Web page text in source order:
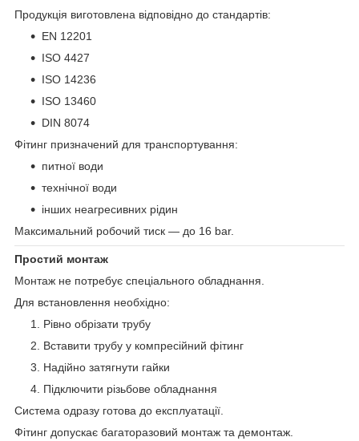
Продукція виготовлена відповідно до стандартів:
EN 12201
ISO 4427
ISO 14236
ISO 13460
DIN 8074
Фітинг призначений для транспортування:
питної води
технічної води
інших неагресивних рідин
Максимальний робочий тиск — до 16 bar.
Простий монтаж
Монтаж не потребує спеціального обладнання.
Для встановлення необхідно:
Рівно обрізати трубу
Вставити трубу у компресійний фітинг
Надійно затягнути гайки
Підключити різьбове обладнання
Система одразу готова до експлуатації.
Фітинг допускає багаторазовий монтаж та демонтаж.